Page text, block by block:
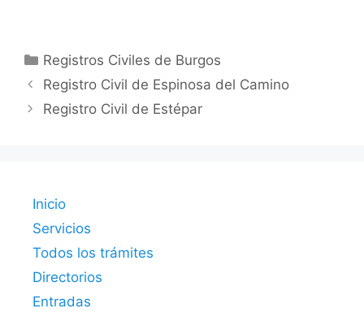
Categorías
Registros Civiles de Burgos
Registro Civil de Espinosa del Camino
Registro Civil de Estépar
Inicio
Servicios
Todos los trámites
Directorios
Entradas